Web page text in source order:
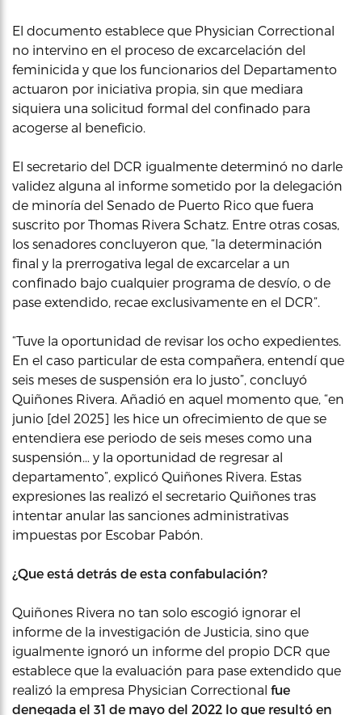
El documento establece que Physician Correctional
no intervino en el proceso de excarcelación del
feminicida y que los funcionarios del Departamento
actuaron por iniciativa propia, sin que mediara
siquiera una solicitud formal del confinado para
acogerse al beneficio.
El secretario del DCR igualmente determinó no darle
validez alguna al informe sometido por la delegación
de minoría del Senado de Puerto Rico que fuera
suscrito por Thomas Rivera Schatz. Entre otras cosas,
los senadores concluyeron que, “la determinación
final y la prerrogativa legal de excarcelar a un
confinado bajo cualquier programa de desvío, o de
pase extendido, recae exclusivamente en el DCR”.
“Tuve la oportunidad de revisar los ocho expedientes.
En el caso particular de esta compañera, entendí que
seis meses de suspensión era lo justo”, concluyó
Quiñones Rivera. Añadió en aquel momento que, “en
junio [del 2025] les hice un ofrecimiento de que se
entendiera ese periodo de seis meses como una
suspensión… y la oportunidad de regresar al
departamento”, explicó Quiñones Rivera. Estas
expresiones las realizó el secretario Quiñones tras
intentar anular las sanciones administrativas
impuestas por Escobar Pabón.
¿Que está detrás de esta confabulación?
Quiñones Rivera no tan solo escogió ignorar el
informe de la investigación de Justicia, sino que
igualmente ignoró un informe del propio DCR que
establece que la evaluación para pase extendido que
realizó la empresa Physician Correctional fue
denegada el 31 de mayo del 2022 lo que resultó en